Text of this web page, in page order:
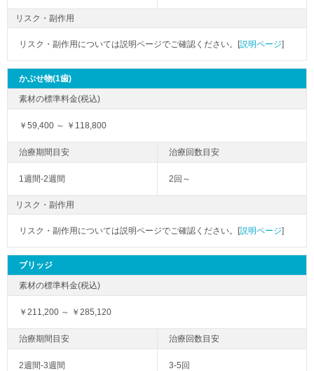
リスク・副作用
リスク・副作用については説明ページでご確認ください。[説明ページ]
かぶせ物(1歯)
￥59,400 ～ ￥118,800
1週間-2週間 2回～
リスク・副作用
リスク・副作用については説明ページでご確認ください。[説明ページ]
ブリッジ
￥211,200 ～ ￥285,120
2週間-3週間 3-5回